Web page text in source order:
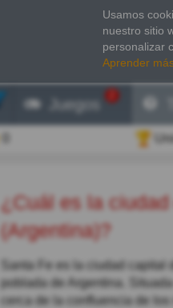
Usamos
nuestro sitio
personalizar
Aprender
Juegos
2
¿Cuál es la ciudad capital de la provincia de Santa Fe
(Argentina)?
Santa Fe es la ciudad
poblada de Argentina.
cerca de la confluencia de